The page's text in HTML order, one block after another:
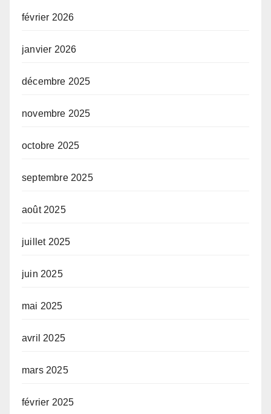
février 2026
janvier 2026
décembre 2025
novembre 2025
octobre 2025
septembre 2025
août 2025
juillet 2025
juin 2025
mai 2025
avril 2025
mars 2025
février 2025